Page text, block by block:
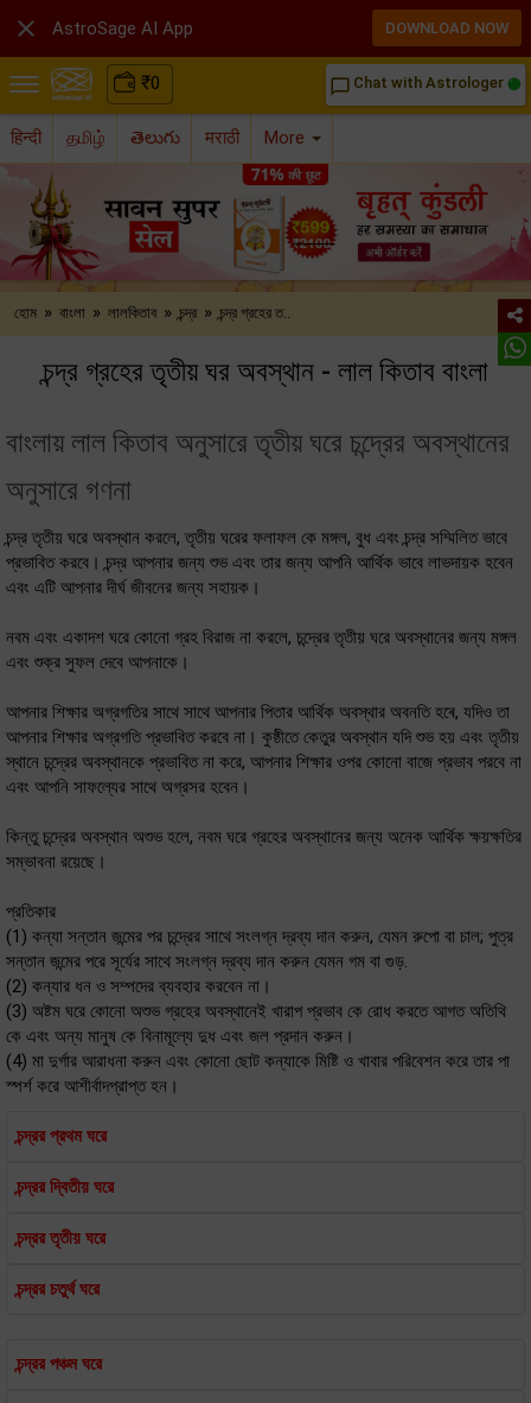
₹0 chat_bubble_outline Chat with Astrologer
हिन्दी தமிழ் తెలుగు मराठी More
হোম » বাংলা » লালকিতাব » চন্দ্র » চন্দ্র গ্রহের ত..
চন্দ্র গ্রহের তৃতীয় ঘর অবস্থান - লাল কিতাব বাংলা
বাংলায় লাল কিতাব অনুসারে তৃতীয় ঘরে চন্দ্রের অবস্থানের
অনুসারে গণনা
চন্দ্র তৃতীয় ঘরে অবস্থান করলে, তৃতীয় ঘরের ফলাফল কে মঙ্গল, বুধ এবং চন্দ্র সম্মিলিত ভাবে
প্রভাবিত করবে। চন্দ্র আপনার জন্য শুভ এবং তার জন্য আপনি আর্থিক ভাবে লাভদায়ক হবেন
এবং এটি আপনার দীর্ঘ জীবনের জন্য সহায়ক।
নবম এবং একাদশ ঘরে কোনো গ্রহ বিরাজ না করলে, চন্দ্রের তৃতীয় ঘরে অবস্থানের জন্য মঙ্গল
এবং শুক্র সুফল দেবে আপনাকে।
আপনার শিক্ষার অগ্রগতির সাথে সাথে আপনার পিতার আর্থিক অবস্থার অবনতি হৰে, যদিও তা
আপনার শিক্ষার অগ্রগতি প্রভাবিত করবে না। কুষ্ঠীতে কেতুর অবস্থান যদি শুভ হয় এবং তৃতীয়
স্থানে চন্দ্রের অবস্থানকে প্রভাবিত না করে, আপনার শিক্ষার ওপর কোনো বাজে প্রভাব পরবে না
এবং আপনি সাফল্যের সাথে অগ্রসর হবেন।
কিন্তু চন্দ্রের অবস্থান অশুভ হলে, নবম ঘরে গ্রহের অবস্থানের জন্য অনেক আর্থিক ক্ষয়ক্ষতির
সম্ভাবনা রয়েছে।
প্রতিকার
(1) কন্যা সন্তান জন্মের পর চন্দ্রের সাথে সংলগ্ন দ্রব্য দান করুন, যেমন রুপো বা চাল; পুত্র
সন্তান জন্মের পরে সূর্যের সাথে সংলগ্ন দ্রব্য দান করুন যেমন গম বা গুড়.
(2) কন্যার ধন ও সম্পদের ব্যবহার করবেন না।
(3) অষ্টম ঘরে কোনো অশুভ গ্রহের অবস্থানেই খারাপ প্রভাব কে রোধ করতে আগত অতিথি
কে এবং অন্য মানুষ কে বিনামূল্যে দুধ এবং জল প্রদান করুন।
(4) মা দুর্গার আরাধনা করুন এবং কোনো ছোট কন্যাকে মিষ্টি ও খাবার পরিবেশন করে তার পা
স্পর্শ করে আশীর্বাদপ্রাপ্ত হন।
চন্দ্রর প্রথম ঘরে
চন্দ্রর দ্বিতীয় ঘরে
চন্দ্রর তৃতীয় ঘরে
চন্দ্রর চতুর্থ ঘরে
চন্দ্রর পঞ্চম ঘরে
 AstroSage AI App DOWNLOAD NOW